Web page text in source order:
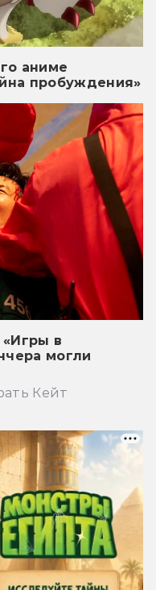
аниме
пробуждения»
в
могли
Кейт